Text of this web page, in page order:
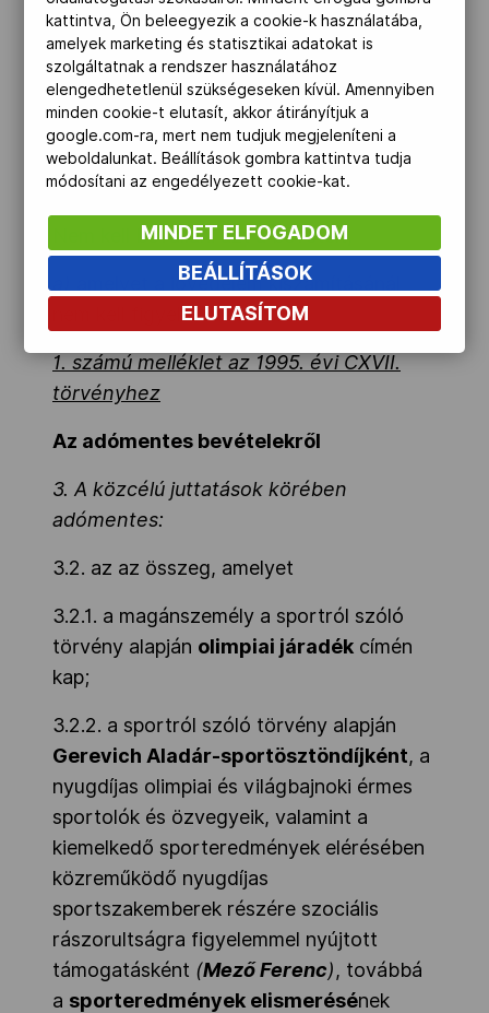
nyilatkozatot adni.
(3) Az (1)-(2) bekezdésben foglaltakat
nem kell alkalmazni, ha a magánszemély
az adóévben egyáltalán nem szerzett
bevételt, vagy kizárólag olyan bevételt
Nem kell bevallani azt a bevételt,
amelyet a jövedelem kiszámításánál
nem kell figyelembe venni.
1. számú melléklet az 1995. évi CXVII.
törvényhez
Az adómentes bevételekről
3. A közcélú juttatások körében
adómentes:
3.2. az az összeg, amelyet
3.2.1. a magánszemély a sportról szóló
törvény alapján olimpiai járadék címén
kap;
3.2.2. a sportról szóló törvény alapján
Gerevich Aladár-sportösztöndíjként, a
nyugdíjas olimpiai és világbajnoki érmes
sportolók és özvegyeik, valamint a
kiemelkedő sporteredmények elérésében
közreműködő nyugdíjas
sportszakemberek részére szociális
rászorultságra figyelemmel nyújtott
támogatásként (Mező Ferenc), továbbá
a sporteredmények elismerésének
kattintva, Ön beleegyezik a cookie-k használatába,
amelyek marketing és statisztikai adatokat is
szolgáltatnak a rendszer használatához
elengedhetetlenül szükségeseken kívül. Amennyiben
minden cookie-t elutasít, akkor átirányítjuk a
google.com-ra, mert nem tudjuk megjeleníteni a
weboldalunkat. Beállítások gombra kattintva tudja
módosítani az engedélyezett cookie-kat.
MINDET ELFOGADOM
BEÁLLÍTÁSOK
ELUTASÍTOM